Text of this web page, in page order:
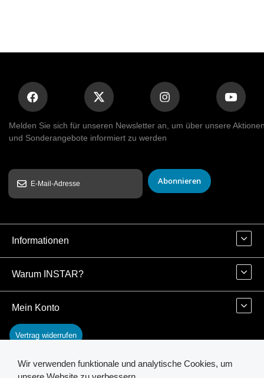
Melden Sie sich für unseren Newsletter an, um über unsere
und Sonderangebote informiert zu werden
Abonnieren
Informationen
Warum INSTAR?
Mein Konto
Vertrag widerrufen
Wir verwenden funktionale und analytische Cookies, um